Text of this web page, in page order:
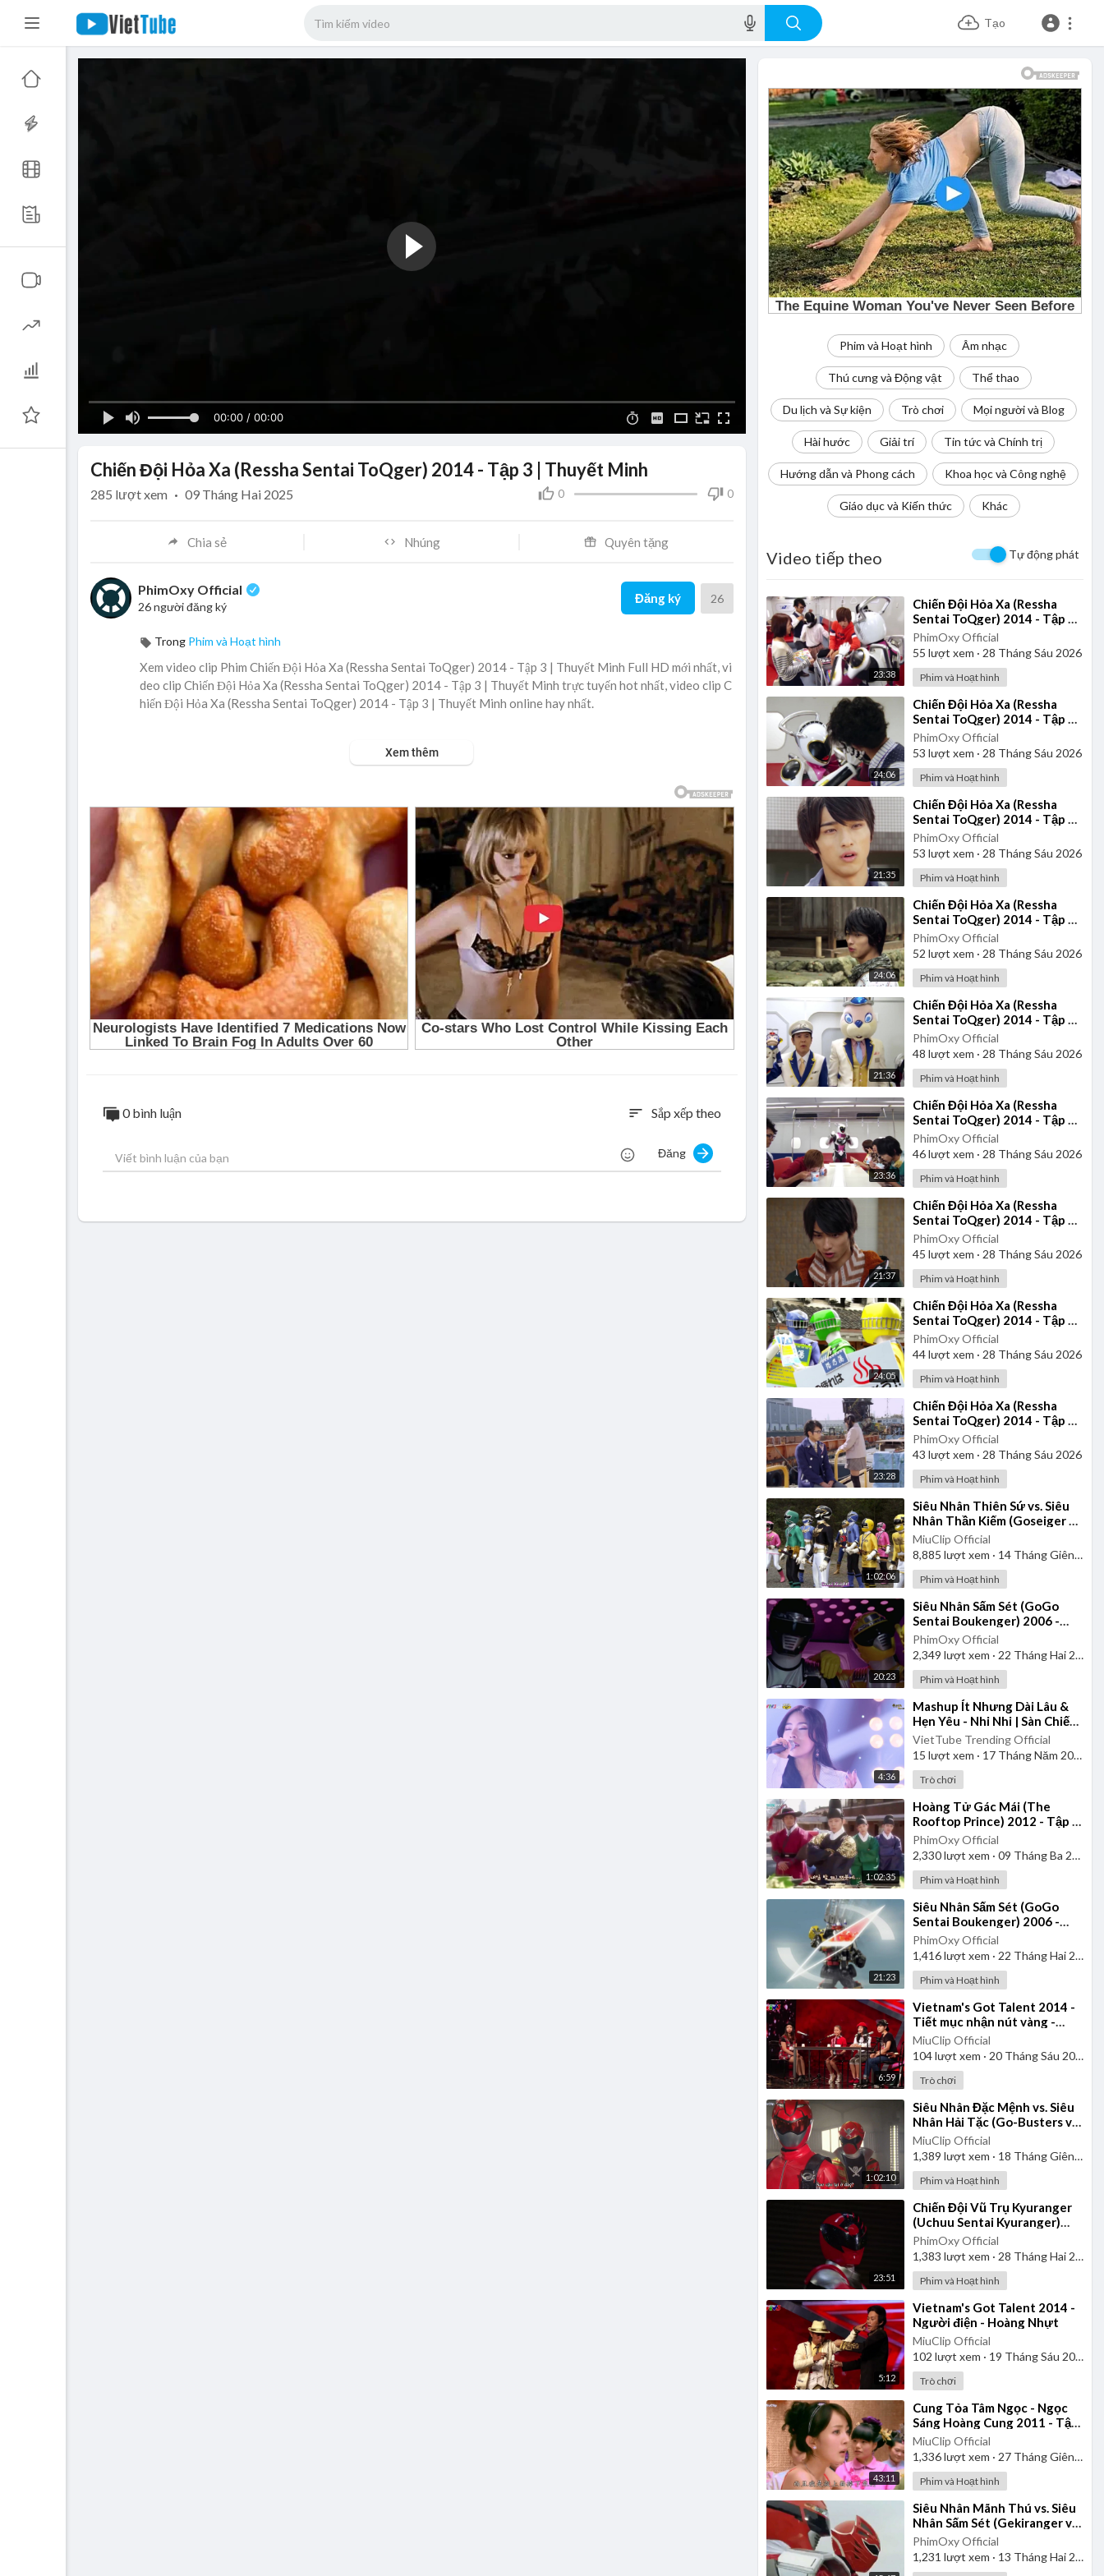
Tạo
00:00 / 00:00
Phim và Hoạt hình Âm nhạc
Thú cưng và Động vật Thể thao
Du lịch và Sự kiện Trò chơi Mọi người và Blog
Hài hước Giải trí Tin tức và Chính trị
Hướng dẫn và Phong cách Khoa học và Công nghệ
Giáo dục và Kiến thức Khác
Video tiếp theo Tự động phát
23:38
⁣Chiến Đội Hỏa Xa (Ressha
Sentai ToQger) 2014 - Tập 37
| Thuyết Minh
PhimOxy Official
55 lượt xem · 28 Tháng Sáu 2026
Phim và Hoạt hình
24:06
⁣Chiến Đội Hỏa Xa (Ressha
Sentai ToQger) 2014 - Tập 24
| Thuyết Minh
PhimOxy Official
53 lượt xem · 28 Tháng Sáu 2026
Phim và Hoạt hình
21:35
⁣Chiến Đội Hỏa Xa (Ressha
Sentai ToQger) 2014 - Tập 33
| Thuyết Minh
PhimOxy Official
53 lượt xem · 28 Tháng Sáu 2026
Phim và Hoạt hình
24:06
⁣Chiến Đội Hỏa Xa (Ressha
Sentai ToQger) 2014 - Tập 23
| Thuyết Minh
PhimOxy Official
52 lượt xem · 28 Tháng Sáu 2026
Phim và Hoạt hình
21:36
⁣Chiến Đội Hỏa Xa (Ressha
Sentai ToQger) 2014 - Tập 35
| Thuyết Minh
PhimOxy Official
48 lượt xem · 28 Tháng Sáu 2026
Phim và Hoạt hình
23:36
⁣Chiến Đội Hỏa Xa (Ressha
Sentai ToQger) 2014 - Tập 21
| Thuyết Minh
PhimOxy Official
46lượt xem · 28 Tháng Sáu 2026
Phim và Hoạt hình
21:37
⁣Chiến Đội Hỏa Xa (Ressha
Sentai ToQger) 2014 - Tập 36
| Thuyết Minh
PhimOxy Official
45 lượt xem · 28 Tháng Sáu 2026
Phim và Hoạt hình
24:05
⁣Chiến Đội Hỏa Xa (Ressha
Sentai ToQger) 2014 - Tập 26
| Thuyết Minh
PhimOxy Official
44lượt xem · 28 Tháng Sáu 2026
Phim và Hoạt hình
23:28
⁣Chiến Đội Hỏa Xa (Ressha
Sentai ToQger) 2014 - Tập 39
| Thuyết Minh
PhimOxy Official
43 lượt xem · 28 Tháng Sáu 2026
Phim và Hoạt hình
1:02:06
⁣Siêu Nhân Thiên Sứ vs. Siêu
Nhân Thần Kiếm (Goseiger vs.
Shinkenger) | Vietsub
MiuClip Official
8,885 lượt xem · 14 Tháng Giêng 2025
Phim và Hoạt hình
20:23
⁣Siêu Nhân Sấm Sét (GoGo
Sentai Boukenger) 2006 -
Tập 1 | Thuyết Minh
PhimOxy Official
2,349 lượt xem · 22 Tháng Hai 2025
Phim và Hoạt hình
4:36
⁣Mashup Ít Nhưng Dài Lâu &
Hẹn Yêu - Nhi Nhi | Sàn Chiến
Giọng Hát - Tập 8
VietTube Trending Official
15 lượt xem · 17 Tháng Năm 2026
Trò chơi
1:02:35
⁣Hoàng Tử Gác Mái (The
Rooftop Prince) 2012 - Tập 1
| Lồng Tiếng
PhimOxy Official
2,330lượt xem · 09 Tháng Ba 2025
Phim và Hoạt hình
21:23
⁣Siêu Nhân Sấm Sét (GoGo
Sentai Boukenger) 2006 -
Tập 2 | Thuyết Minh
PhimOxy Official
1,416lượt xem · 22 Tháng Hai 2025
Phim và Hoạt hình
6:59
⁣Vietnam's Got Talent 2014 -
Tiết mục nhận nút vàng -
Nhóm 4 chị em
MiuClip Official
104lượt xem · 20 Tháng Sáu 2025
Trò chơi
1:02:10
⁣Siêu Nhân Đặc Mệnh vs. Siêu
Nhân Hải Tặc (Go-Busters vs.
Gokaiger) | Vietsub
MiuClip Official
1,389 lượt xem · 18 Tháng Giêng 2025
Phim và Hoạt hình
23:51
⁣Chiến Đội Vũ Trụ Kyuranger
(Uchuu Sentai Kyuranger)
2017 - Tập 1 | Thuyết Minh
PhimOxy Official
1,383 lượt xem · 28 Tháng Hai 2025
Phim và Hoạt hình
5:12
⁣Vietnam's Got Talent 2014 -
Người điện - Hoàng Nhựt
MiuClip Official
102 lượt xem · 19 Tháng Sáu 2025
Trò chơi
43:11
⁣Cung Tỏa Tâm Ngọc - Ngọc
Sáng Hoàng Cung 2011 - Tập
1 | Thuyết Minh
MiuClip Official
1,336lượt xem · 27 Tháng Giêng 2025
Phim và Hoạt hình
⁣Siêu Nhân Mãnh Thú vs. Siêu
Nhân Sấm Sét (Gekiranger vs.
Boukenger) 2008 | Vietsub
PhimOxy Official
1,231 lượt xem · 13 Tháng Hai 2025
Chiến Đội Hỏa Xa (Ressha Sentai ToQger) 2014 - Tập 3 | Thuyết Minh
0 0
285 lượt xem · 09 Tháng Hai 2025
Chia sẻ Nhúng Quyên tặng
PhimOxy Official
26 người đăng ký
Đăng ký 26
Trong Phim và Hoạt hình
Xem video clip Phim Chiến Đội Hỏa Xa (Ressha Sentai ToQger) 2014 - Tập 3 | Thuyết Minh Full HD mới nhất, vi
deo clip Chiến Đội Hỏa Xa (Ressha Sentai ToQger) 2014 - Tập 3 | Thuyết Minh trực tuyến hot nhất, video clip C
hiến Đội Hỏa Xa (Ressha Sentai ToQger) 2014 - Tập 3 | Thuyết Minh online hay nhất.
Xem thêm
0 bình luận sort Sắp xếp theo
Đăng